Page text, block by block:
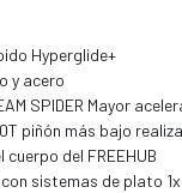
Hyperglide+
y acero
SPIDER Mayor
piñón más bajo
del FREEHUB
sistemas de plato 1x